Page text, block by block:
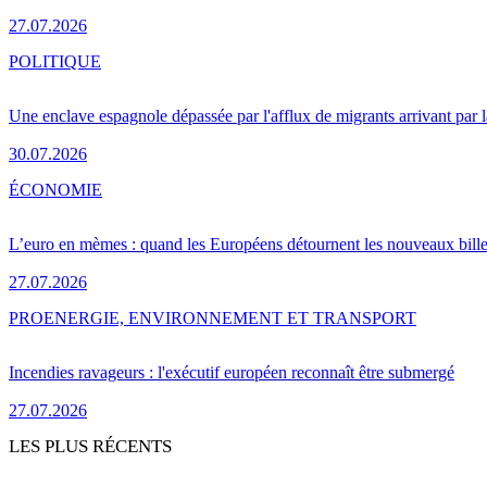
27.07.2026
Une enclave espagnole dépassée par l'afflux de migrants arrivant par
30.07.2026
POLITIQUE
L’euro en mèmes : quand les Européens détournent les nouveaux
27.07.2026
ÉCONOMIE
Incendies ravageurs : l'exécutif européen reconnaît être submergé
27.07.2026
PROENERGIE, ENVIRONNEMENT ET TRANSPORT
LES PLUS RÉCENTS